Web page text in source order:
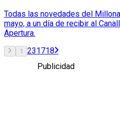
Todas las novedades del
mayo, a un día de recibir al
Apertura.
1 231718
Publicidad